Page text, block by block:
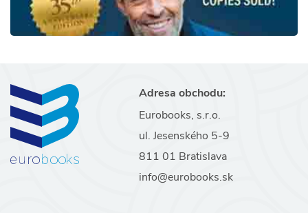
Adresa obchodu:
Eurobooks, s.r.o.
ul. Jesenského 5-9
811 01 Bratislava
info@eurobooks.sk